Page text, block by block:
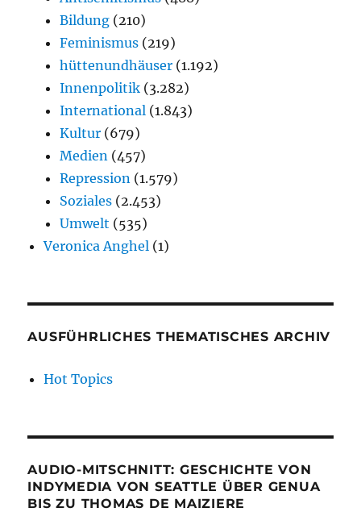
Bildung (210)
Feminismus (219)
hüttenundhäuser (1.192)
Innenpolitik (3.282)
International (1.843)
Kultur (679)
Medien (457)
Repression (1.579)
Soziales (2.453)
Umwelt (535)
Veronica Anghel (1)
AUSFÜHRLICHES THEMATISCHES ARCHIV
Hot Topics
AUDIO-MITSCHNITT: GESCHICHTE VON
INDYMEDIA VON SEATTLE ÜBER GENUA
BIS ZU THOMAS DE MAIZIERE